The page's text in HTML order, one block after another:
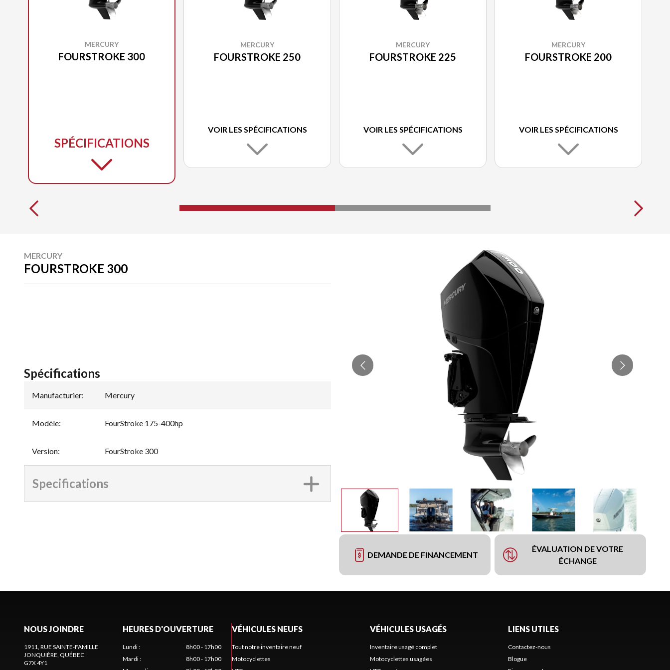
MERCURY
FOURSTROKE 300
SPÉCIFICATIONS
MERCURY
FOURSTROKE 250
VOIR LES SPÉCIFICATIONS
MERCURY
FOURSTROKE 225
VOIR LES SPÉCIFICATIONS
MERCURY
FOURSTROKE 200
VOIR LES SPÉCIFICATIONS
MERCURY
FOURSTROKE 300
DEMANDE DE FINANCEMENT
ÉVALUATION DE VOTRE
ÉCHANGE
Spécifications
Manufacturier: Mercury
Modèle: FourStroke 175-400hp
Version: FourStroke 300
Specifications
NOUS JOINDRE
1911, RUE SAINTE-FAMILLE
JONQUIÈRE, QUÉBEC
G7X 4Y1
HEURES D'OUVERTURE
Lundi:
8h00 - 17h00
Mardi:
8h00 - 17h00
VÉHICULES NEUFS
Tout notre inventaire neuf
Motocyclettes
VÉHICULES USAGÉS
Inventaire usagé complet
Motocyclettes usagées
LIENS UTILES
Contactez-nous
Blogue